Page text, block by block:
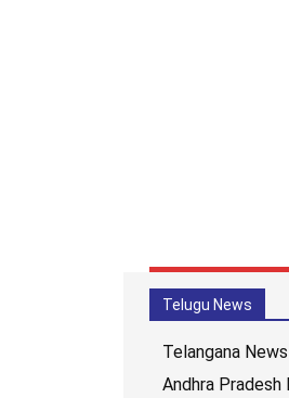
Telugu News
Telangana News
Andhra Pradesh